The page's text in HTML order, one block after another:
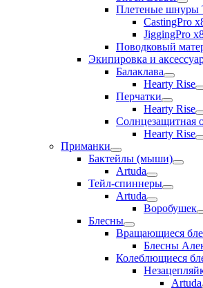
Плетеные шнуры
CastingPro
JiggingPro
Поводковый
Экипировка и
Балаклава
Hearty Rise
Перчатки
Hearty Rise
Солнцезащитная
Hearty Rise
Приманки
Бактейлы (мыши)
Artuda
Тейл-спиннеры
Artuda
Воробушек
Блесны
Вращающиеся
Блесны
Колеблющиеся
Artuda